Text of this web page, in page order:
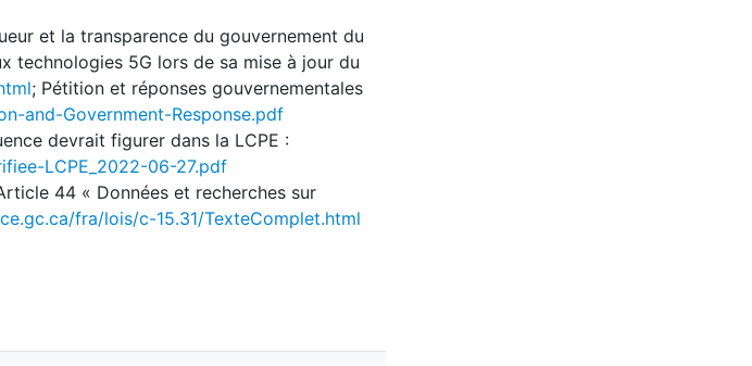
et la transparence du gouvernement du
technologies 5G lors de sa mise à jour du
; Pétition et réponses gouvernementales
and-Government-Response.pdf
devrait figurer dans la LCPE :
LCPE_2022-06-27.pdf
44 « Données et recherches sur
fra/lois/c-15.31/TexteComplet.html